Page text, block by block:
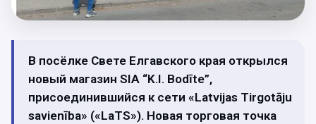
В посёлке Свете Елгавского края открылся
новый магазин SIA “K.I. Bodīte”,
присоединившийся к сети «Latvijas Tirgotāju
savienība» («LaTS»). Новая торговая точка